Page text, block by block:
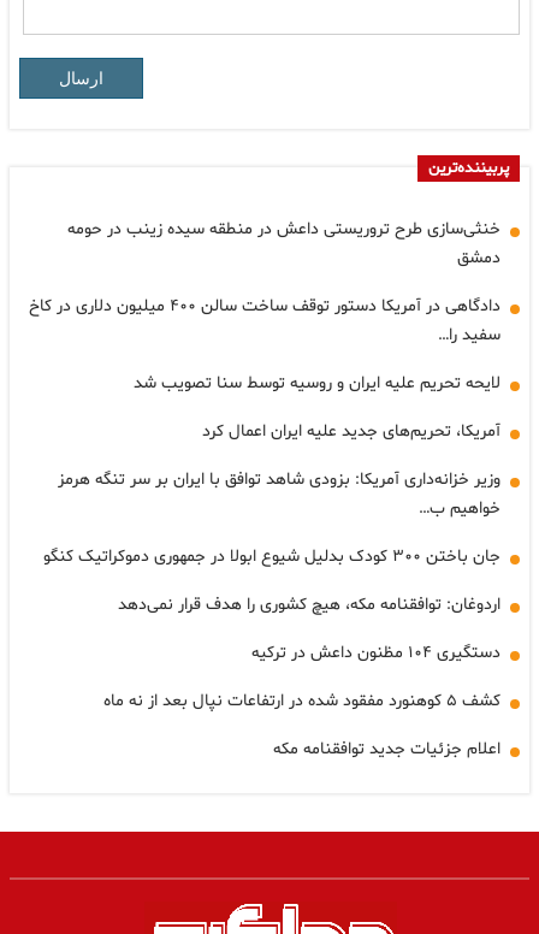
ارسال
پربیننده‌ترین
خنثی‌سازی طرح تروریستی داعش در منطقه سیده زینب در حومه
دمشق
دادگاهی در آمریکا دستور توقف ساخت سالن ۴۰۰ میلیون دلاری در کاخ
سفید را…
لایحه تحریم علیه ایران و روسیه توسط سنا تصویب شد
آمریکا، تحریم‌های جدید علیه ایران اعمال کرد
وزیر خزانه‌داری آمریکا: بزودی شاهد توافق با ایران بر سر تنگه هرمز
خواهیم ب…
جان باختن ۳۰۰ کودک بدلیل شیوع ابولا در جمهوری دموکراتیک کنگو
اردوغان: توافقنامه مکه، هیچ کشوری را هدف قرار نمی‌دهد
دستگیری ۱۰۴ مظنون داعش در ترکیه
کشف ۵ کوهنورد مفقود شده در ارتفاعات نپال بعد از نه ماه
اعلام جزئیات جدید توافقنامه مکه